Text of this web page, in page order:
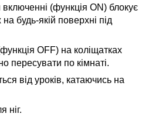
(функція ON) блокує
будь-якій поверхні під
OFF) на коліщатках
пересувати по кімнаті.
від уроків, катаючись на
ніг.